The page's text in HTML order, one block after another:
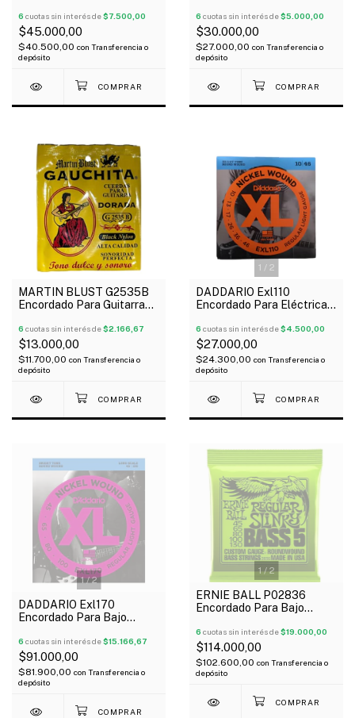
0100
6 cuotas sin interés de$7.500,00
$45.000,00
$40.500,00 con Transferencia o
depósito
Plated 040/095
6 cuotas sin interés de$5.000,00
$30.000,00
$27.000,00 con Transferencia o
depósito
MARTIN BLUST G2535B
Encordado Para Guitarra
Tensión Media
6 cuotas sin interés de$2.166,67
$13.000,00
$11.700,00 con Transferencia o
depósito
1 / 2
DADDARIO Exl110
Encordado Para Eléctrica
6 cuotas sin interés de$4.500,00
$27.000,00
$24.300,00 con Transferencia o
depósito
1/2
DADDARIO Exl170
Encordado Para Bajo
Regular Light Niquel 045-
100
6 cuotas sin interés de$15.166,67
$91.000,00
$81.900,00 con Transferencia o
depósito
1/2
ERNIE BALL P02836
Encordado Para Bajo
Nickel Wound 45-130
6 cuotas sin interés de$19.000,00
$114.000,00
$102.600,00 con Transferencia o
depósito